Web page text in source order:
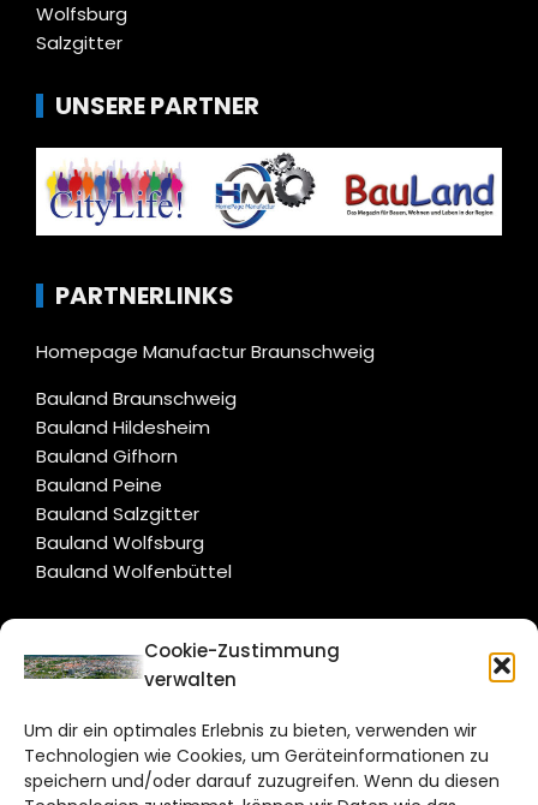
Cookie-Zustimmung
verwalten
Um dir ein optimales Erlebnis zu bieten, verwenden wir
Technologien wie Cookies, um Geräteinformationen zu
speichern und/oder darauf zuzugreifen. Wenn du diesen
Wolfsburg
Salzgitter
UNSERE PARTNER
PARTNERLINKS
Homepage Manufactur Braunschweig
Bauland Braunschweig
Bauland Hildesheim
Bauland Gifhorn
Bauland Peine
Bauland Salzgitter
Bauland Wolfsburg
Bauland Wolfenbüttel
CITYLIFE!
Bruchtorwall 12
38100 Braunschweig